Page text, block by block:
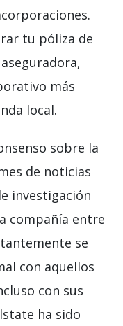
tu póliza de
más
local.
sobre la
de noticias
investigación
compañía entre
se
con aquellos
con sus
ha sido